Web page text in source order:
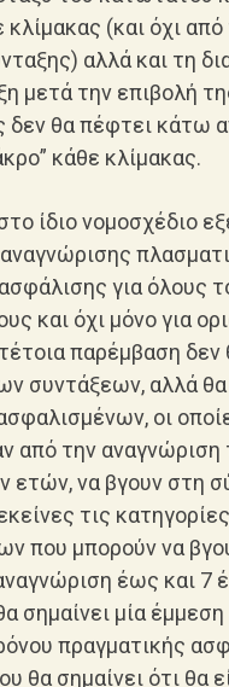
κλίμακας (και όχι
αλλά και τη
μετά την επιβολή
δεν θα πέφτει κάτω
κάθε κλίμακας.
ίδιο νομοσχέδιο
για όλους
και όχι μόνο για
παρέμβαση δεν
συντάξεων, αλλά θα
οι
από την
ετών, να βγουν στη
τις κατηγορίες
που μπορούν να
έως και 7
σημαίνει μία
πραγματικής
θα σημαίνει ότι θα